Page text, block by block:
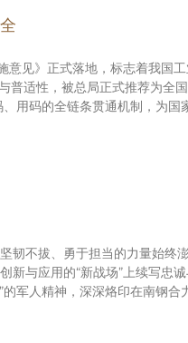
见》正式落地，标志着我国
适性，被总局正式推荐为全
用码的全链条贯通机制，为
韧不拔、勇于担当的力量始终
与应用的“新战场”上续写忠
军人精神，深深烙印在南钢